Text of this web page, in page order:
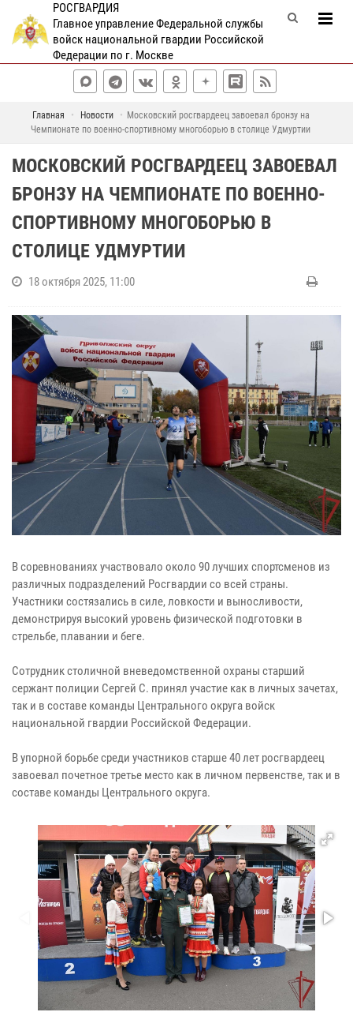
РОСГВАРДИЯ
Главное управление Федеральной службы
войск национальной гвардии Российской
Федерации по г. Москве
Главная Новости
Московский росгвардеец завоевал бронзу на
Чемпионате по военно-спортивному многоборью в столице Удмуртии
МОСКОВСКИЙ РОСГВАРДЕЕЦ ЗАВОЕВАЛ
БРОНЗУ НА ЧЕМПИОНАТЕ ПО ВОЕННО-
СПОРТИВНОМУ МНОГОБОРЬЮ В
СТОЛИЦЕ УДМУРТИИ
18 октября 2025, 11:00
В соревнованиях участвовало около 90 лучших спортсменов из
различных подразделений Росгвардии со всей страны.
Участники состязались в силе, ловкости и выносливости,
демонстрируя высокий уровень физической подготовки в
стрельбе, плавании и беге.
Сотрудник столичной вневедомственной охраны старший
сержант полиции Сергей С. принял участие как в личных зачетах,
так и в составе команды Центрального округа войск
национальной гвардии Российской Федерации.
В упорной борьбе среди участников старше 40 лет росгвардеец
завоевал почетное третье место как в личном первенстве, так и в
составе команды Центрального округа.